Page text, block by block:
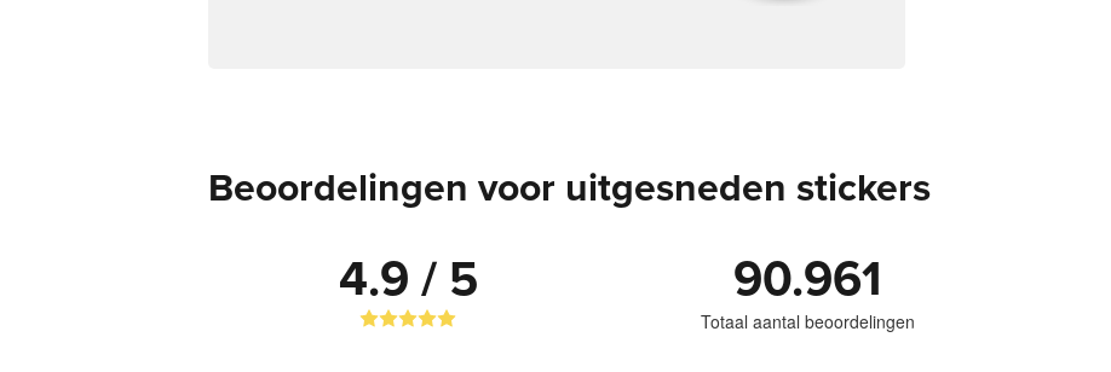
Beoordelingen voor uitgesneden stickers
4.9 / 5 90.961
Totaal aantal beoordelingen